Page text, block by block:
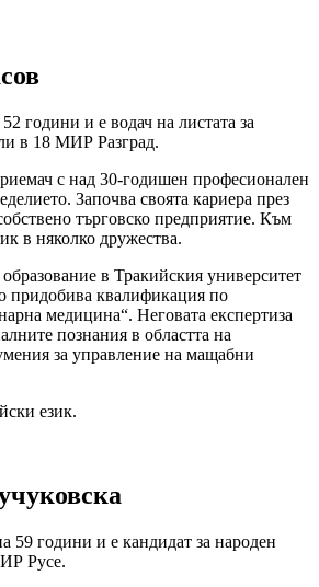
години и е водач на листата за
в 18 МИР Разград.
с над 30-годишен професионален
Започва своята кариера през
търговско предприятие. Към
в няколко дружества.
в Тракийския университет
придобива квалификация по
медицина“. Неговата експертиза
познания в областта на
за управление на мащабни
език.
59 години и е кандидат за народен
Русе.